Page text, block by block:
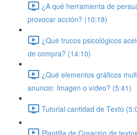
¿A qué herramienta de
provocar acción? (10:18)
¿Qué trucos psicológicos
de compra? (14:10)
¿Qué elementos gráficos
anuncio: Imagen o vídeo? (5:41)
Tutorial cantidad de Texto
Plantilla de Creación de